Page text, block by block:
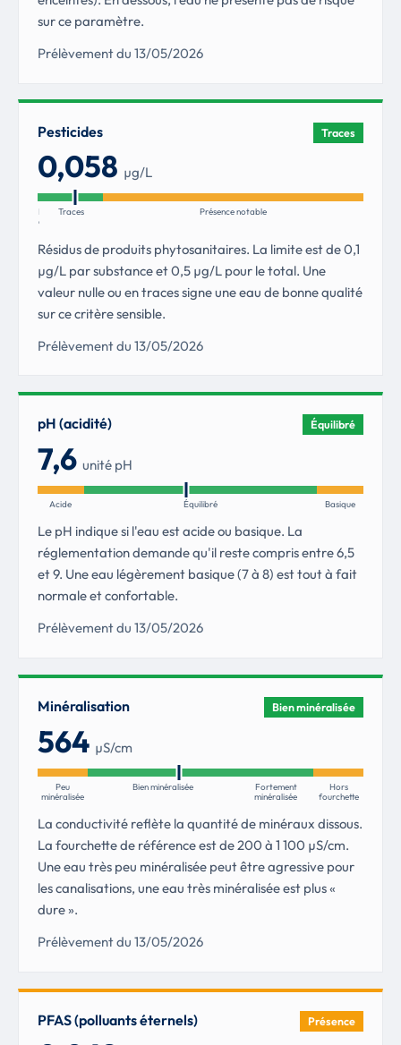
sur ce paramètre.
Prélèvement du 13/05/2026
Pesticides Traces
0,058 µg/L
Non
détectés
Traces Présence notable
Résidus de produits phytosanitaires. La limite est de 0,1
µg/L par substance et 0,5 µg/L pour le total. Une
valeur nulle ou en traces signe une eau de bonne qualité
sur ce critère sensible.
Prélèvement du 13/05/2026
pH (acidité) Équilibré
7,6 unité pH
Acide Équilibré Basique
Le pH indique si l'eau est acide ou basique. La
réglementation demande qu'il reste compris entre 6,5
et 9. Une eau légèrement basique (7 à 8) est tout à fait
normale et confortable.
Prélèvement du 13/05/2026
Minéralisation Bien minéralisée
564 µS/cm
Peu
minéralisée
Bien minéralisée
Fortement
minéralisée
Hors
fourchette
La conductivité reflète la quantité de minéraux dissous.
La fourchette de référence est de 200 à 1 100 µS/cm.
Une eau très peu minéralisée peut être agressive pour
les canalisations, une eau très minéralisée est plus «
dure ».
Prélèvement du 13/05/2026
PFAS (polluants éternels) Présence